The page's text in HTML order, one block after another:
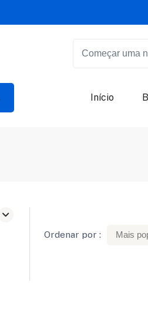
Início
Ordenar por : Mais